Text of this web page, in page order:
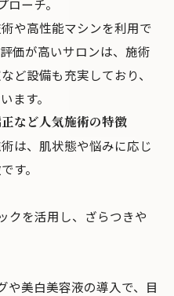
ーチ。
や高性能マシンを利用で
価が高いサロンは、施術
ど設備も充実しており、
ます。
など人気施術の特徴
は、肌状態や悩みに応じ
す。
クを活用し、ざらつきや
や美白美容液の導入で、目